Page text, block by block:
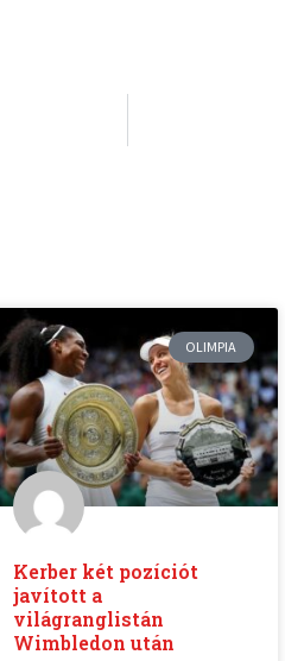
OLIMPIA
Kerber két pozíciót
javított a
világranglistán
Wimbledon után